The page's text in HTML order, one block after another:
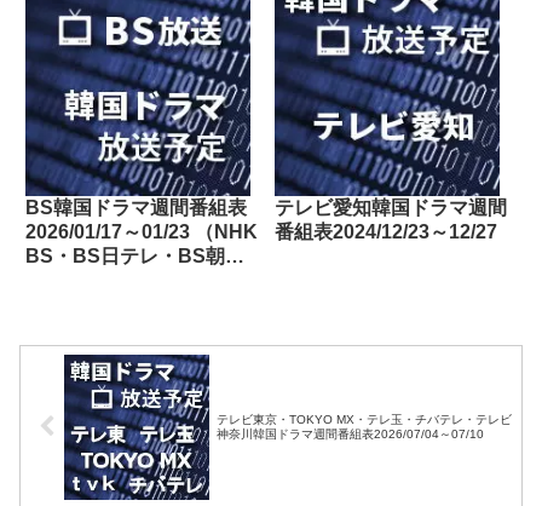
BS韓国ドラマ週間番組表
2026/01/17～01/23 （NHK
BS・BS日テレ・BS朝
テレビ愛知韓国ドラマ週間
番組表2024/12/23～12/27
テレビ東京・TOKYO MX・テレ玉・チバテレ・テレビ
神奈川韓国ドラマ週間番組表2026/07/04～07/10